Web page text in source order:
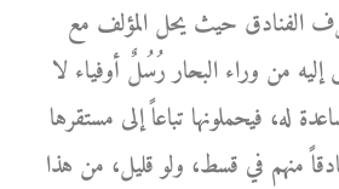
الفنادق حيث يحل المؤلف مع
من وراء البحار رُسُلٌ أوفياء لا
له، فيحملونها تباعاً إلى مستقرها
منهم في قسط، ولو قليل، من هذا